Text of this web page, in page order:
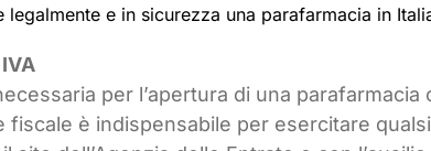
e in sicurezza una parafarmacia in
per l’apertura di una parafarmacia
fiscale è indispensabile per esercitare